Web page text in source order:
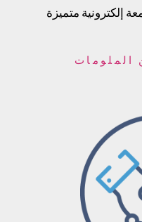
إلكترونية متميزة
الملومات